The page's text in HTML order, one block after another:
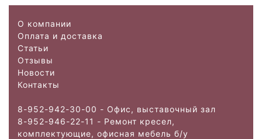
О компании
Оплата и доставка
Статьи
Отзывы
Новости
Контакты
8-952-942-30-00 - Офис, выставочный зал
8-952-946-22-11 - Ремонт кресел,
комплектующие, офисная мебель б/у